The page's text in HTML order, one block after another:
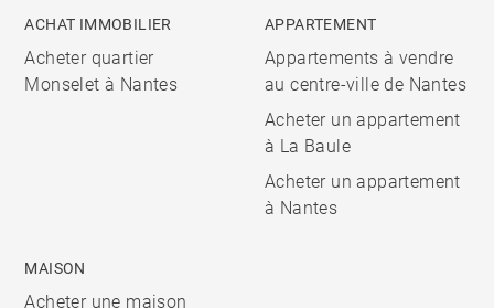
ACHAT IMMOBILIER
Acheter quartier
Monselet à Nantes
APPARTEMENT
Appartements à vendre
au centre-ville de Nantes
Acheter un appartement
à La Baule
Acheter un appartement
à Nantes
MAISON
Acheter une maison